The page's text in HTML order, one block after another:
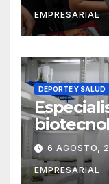
EMPRESARIAL
DEPORTE Y SALUD
Yucatán
6 AGOSTO,
EMPRESARIAL